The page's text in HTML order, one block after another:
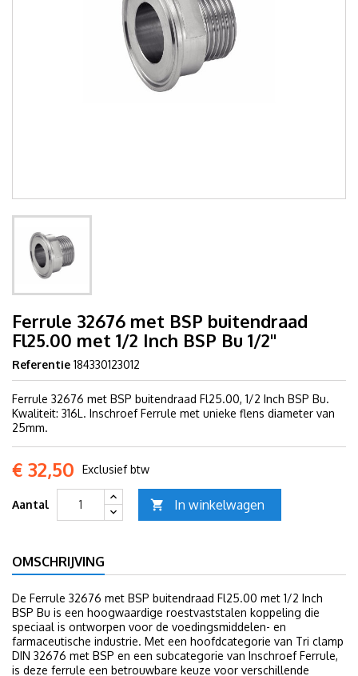
Ferrule 32676 met BSP buitendraad
Fl25.00 met 1/2 Inch BSP Bu 1/2"
Referentie 184330123012
Ferrule 32676 met BSP buitendraad Fl25.00, 1/2 Inch BSP Bu.
Kwaliteit: 316L. Inschroef Ferrule met unieke flens diameter van
25mm.
€ 32,50 Exclusief btw
Aantal  In winkelwagen
OMSCHRIJVING
De Ferrule 32676 met BSP buitendraad Fl25.00 met 1/2 Inch
BSP Bu is een hoogwaardige roestvaststalen koppeling die
speciaal is ontworpen voor de voedingsmiddelen- en
farmaceutische industrie. Met een hoofdcategorie van Tri clamp
DIN 32676 met BSP en een subcategorie van Inschroef Ferrule,
is deze ferrule een betrouwbare keuze voor verschillende